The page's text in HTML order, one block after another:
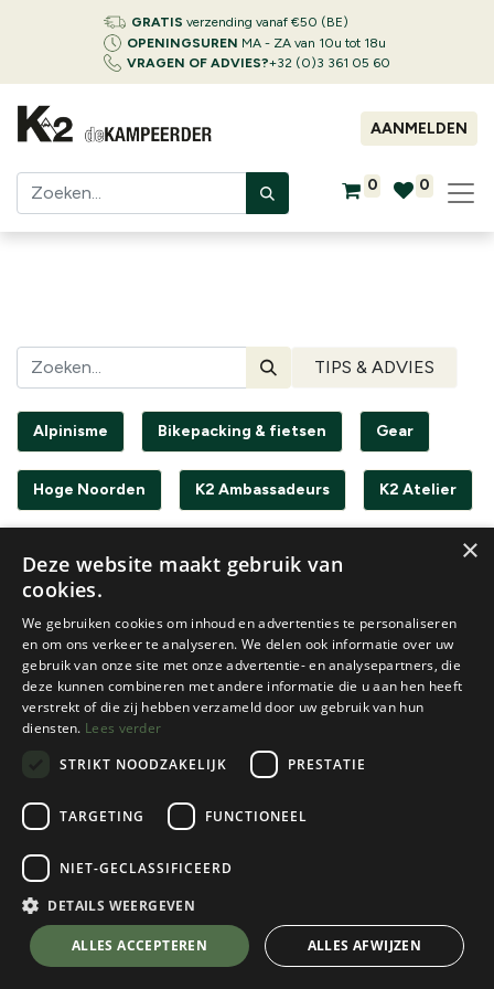
GRATIS verzending vanaf €50 (BE)
OPENINGSUREN MA - ZA van 10u tot 18u
VRAGEN OF ADVIES?+32 (0)3 361 05 60
AANMELDEN
0 0
TIPS & ADVIES
Alpinisme Bikepacking & fietsen Gear
Hoge Noorden K2 Ambassadeurs K2 Atelier
Via Ferrata Wintersport
×
Deze website maakt gebruik van
cookies.
We gebruiken cookies om inhoud en advertenties te personaliseren
en om ons verkeer te analyseren. We delen ook informatie over uw
gebruik van onze site met onze advertentie- en analysepartners, die
deze kunnen combineren met andere informatie die u aan hen heeft
verstrekt of die zij hebben verzameld door uw gebruik van hun
diensten. Lees verder
STRIKT NOODZAKELIJK
PRESTATIE
TARGETING FUNCTIONEEL
NIET-GECLASSIFICEERD
DETAILS WEERGEVEN
ALLES ACCEPTEREN ALLES AFWIJZEN